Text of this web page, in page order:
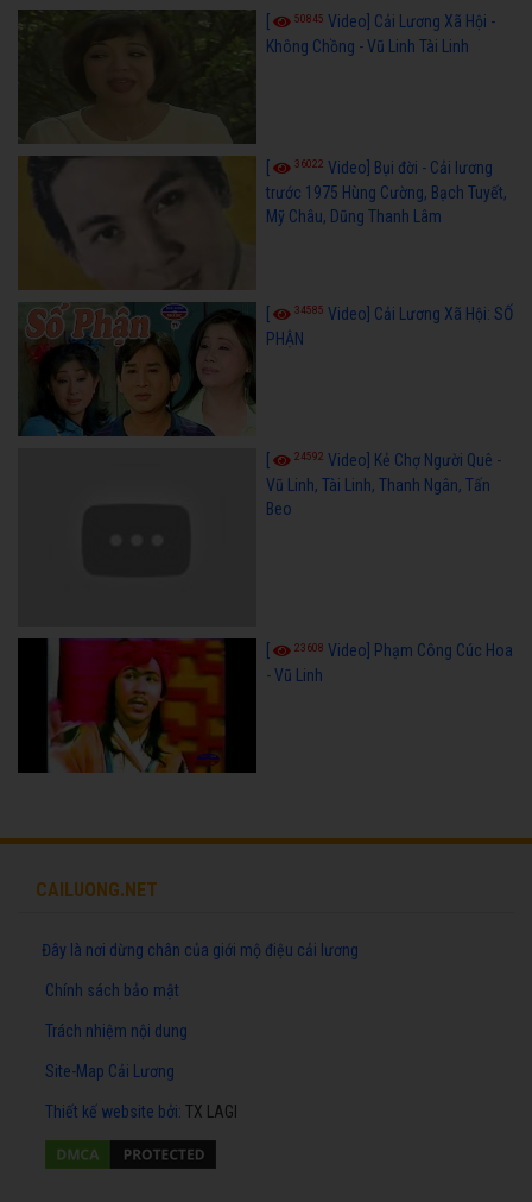
50845 Video] Cải Lương Xã Hội -
Không Chồng - Vũ Linh Tài Linh
36022 Video] Bụi đời - Cải lương
trước 1975 Hùng Cường, Bạch Tuyết,
Mỹ Châu, Dũng Thanh Lâm
34585 Video] Cải Lương Xã Hội: SỐ
PHẬN
24592 Video] Kẻ Chợ Người Quê -
Vũ Linh, Tài Linh, Thanh Ngân, Tấn
Beo
23608 Video] Phạm Công Cúc Hoa
- Vũ Linh
CAILUONG.NET
Đây là nơi dừng chân của giới mộ điệu cải lương
Chính sách bảo mật
Trách nhiệm nội dung
Site-Map Cải Lương
Thiết kế website bởi: TX LAGI